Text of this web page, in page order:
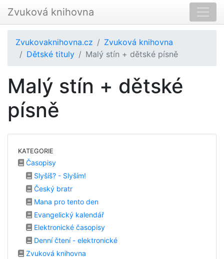
Zvuková knihovna
Zvukovaknihovna.cz
Zvuková knihovna
Dětské tituly
Malý stín + dětské písně
Malý stín + dětské
písně
KATEGORIE
Časopisy
Slyšíš? - Slyším!
Český bratr
Mana pro tento den
Evangelický kalendář
Elektronické časopisy
Denní čtení - elektronické
Zvuková knihovna